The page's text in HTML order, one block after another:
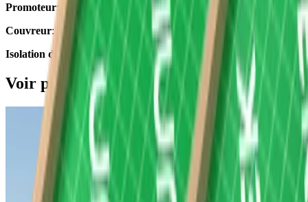
Promoteur: Clever Square
Couvreur: Vanderlinden Sprl
Isolation du toit
: Unidek Aero Confort 5.0
Voir plus de photos de ce projet